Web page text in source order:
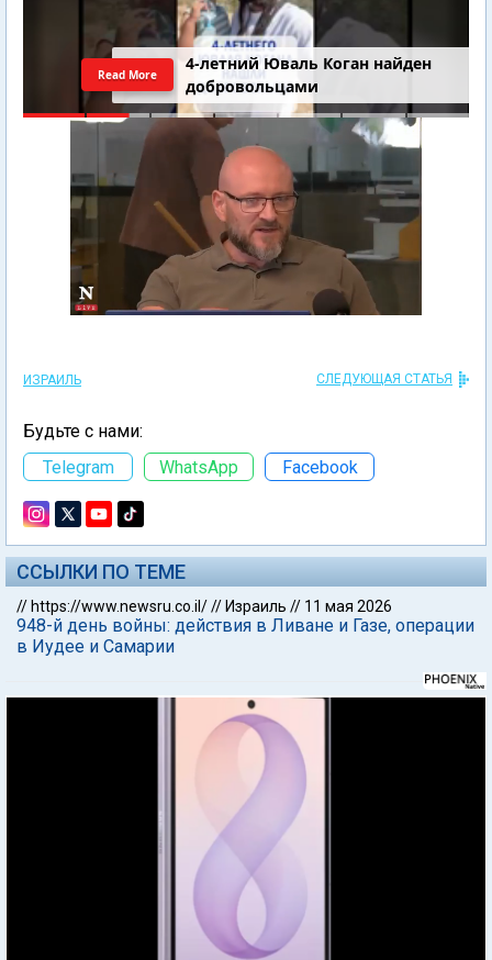
4-летний Юваль Коган найден
добровольцами
Read More
ИЗРАИЛЬ СЛЕДУЮЩАЯ СТАТЬЯ
Будьте с нами:
Telegram
WhatsApp Facebook
ССЫЛКИ ПО ТЕМЕ
// https://www.newsru.co.il/// Израиль // 11 мая 2026
948-й день войны: действия в Ливане и Газе, операции
в Иудее и Самарии